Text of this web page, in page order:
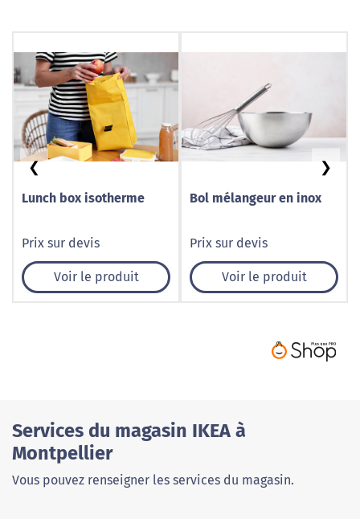
Lunch box isotherme
Prix sur devis
Voir le produit
Bol mélangeur en inox
Prix sur devis
Voir le produit
❮ ❯
Services du magasin IKEA à
Montpellier
Vous pouvez renseigner les services du magasin.